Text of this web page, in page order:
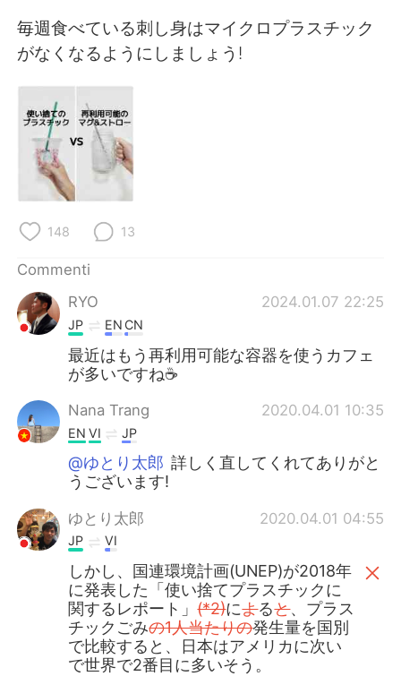
毎週食べている刺し身はマイクロプラスチック
がなくなるようにしましょう!
148 13
Commenti
RYO
2024.01.07 22:25
JP EN CN
最近はもう再利用可能な容器を使うカフェ
が多いですね☕
Nana Trang 2020.04.01 10:35
EN VI JP
@ゆとり太郎 詳しく直してくれてありがと
うございます!
ゆとり太郎 2020.04.01 04:55
JP VI
しかし、国連環境計画(UNEP)が2018年
に発表した「使い捨てプラスチックに
関するレポート」(*2)によると、プラス
チックごみの1人当たりの発生量を国別
で比較すると、日本はアメリカに次い
で世界で2番目に多いそう。